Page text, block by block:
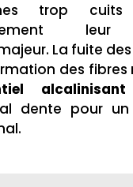
trop cuits
La fuite
des fibres
dente pour